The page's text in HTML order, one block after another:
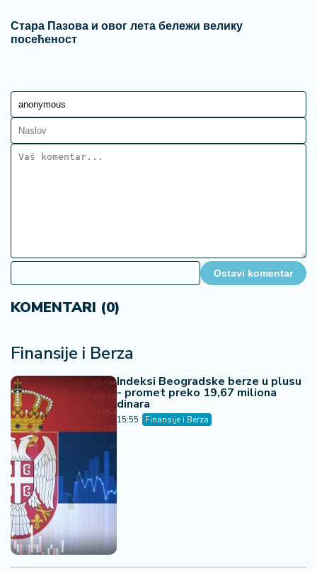
Стара Пазова и овог лета бележи велику
посећеност
Ostavi komentar
KOMENTARI (0)
Finansije i Berza
Indeksi Beogradske berze u plusu
- promet preko 19,67 miliona
dinara
15:55 Finansije i Berza